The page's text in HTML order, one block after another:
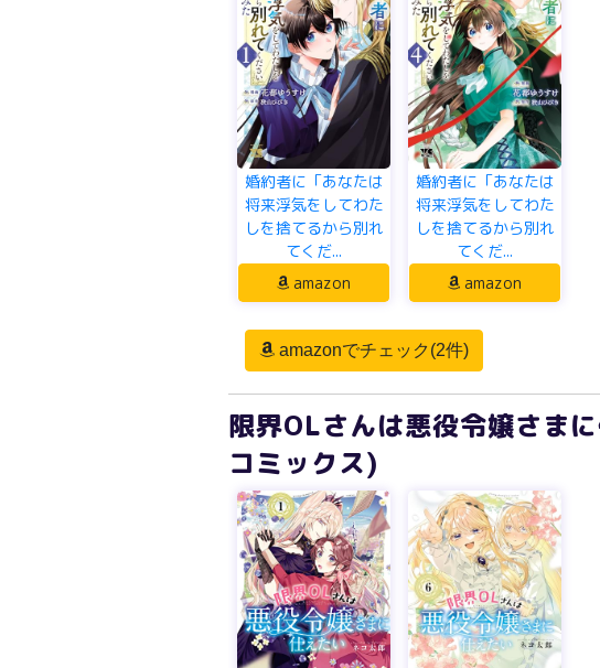
婚約者に「あなたは
将来浮気をしてわた
しを捨てるから別れ
てくだ...
amazon
婚約者に「あなたは
将来浮気をしてわた
しを捨てるから別れ
てくだ...
amazon
amazonでチェック(2件)
限界OLさんは悪役令嬢さま
コミックス)